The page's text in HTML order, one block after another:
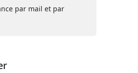
par mail et par